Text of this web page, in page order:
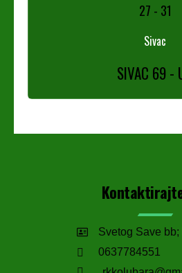
27 - 31
Sivac
SIVAC 69 -
Svetog Save
0637784551